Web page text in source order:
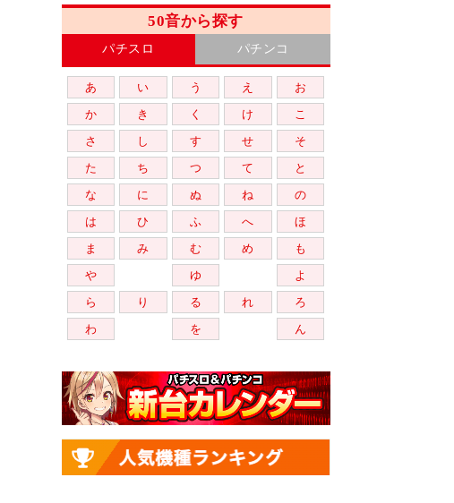
50音から探す
パチスロ パチンコ
あ い う え
お
か
き く け
こ
さ
し す せ
そ
た
ち つ て
と
な
に ぬ ね
の
は
ひ ふ へ
ほ
ま
み む め
も
や
ゆ
よ
ら
り る れ
ろ
わ
を ん